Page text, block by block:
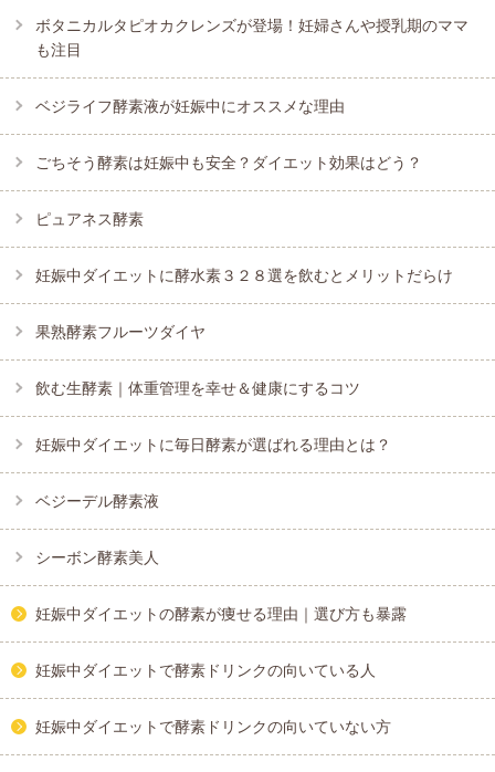
ボタニカルタピオカクレンズが登場！妊婦さんや授乳期のママ
も注目
ベジライフ酵素液が妊娠中にオススメな理由
ごちそう酵素は妊娠中も安全？ダイエット効果はどう？
ピュアネス酵素
妊娠中ダイエットに酵水素３２８選を飲むとメリットだらけ
果熟酵素フルーツダイヤ
飲む生酵素｜体重管理を幸せ＆健康にするコツ
妊娠中ダイエットに毎日酵素が選ばれる理由とは？
ベジーデル酵素液
シーボン酵素美人
妊娠中ダイエットの酵素が痩せる理由｜選び方も暴露
妊娠中ダイエットで酵素ドリンクの向いている人
妊娠中ダイエットで酵素ドリンクの向いていない方